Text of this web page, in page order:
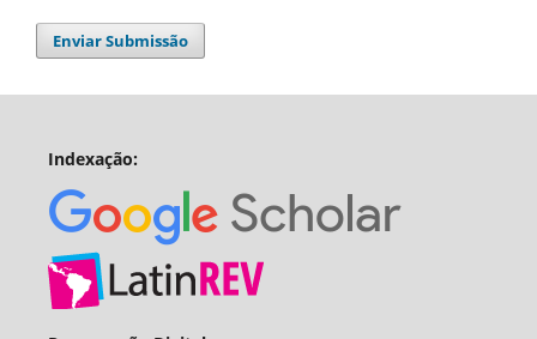
Enviar Submissão
Indexação: